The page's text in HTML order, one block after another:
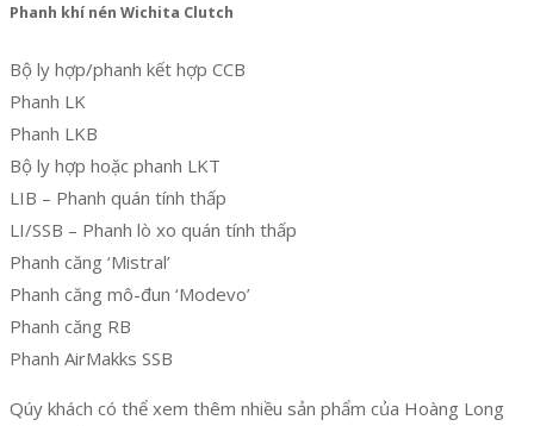
Phanh khí nén Wichita Clutch
Bộ ly hợp/phanh kết hợp CCB
Phanh LK
Phanh LKB
Bộ ly hợp hoặc phanh LKT
LIB – Phanh quán tính thấp
LI/SSB – Phanh lò xo quán tính thấp
Phanh căng ‘Mistral’
Phanh căng mô-đun ‘Modevo’
Phanh căng RB
Phanh AirMakks SSB
Qúy khách có thể xem thêm nhiều sản phẩm của Hoàng Long